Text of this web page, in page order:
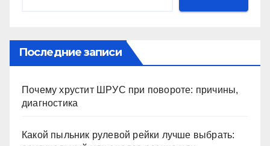
Последние записи
Почему хрустит ШРУС при повороте: причины,
диагностика
Какой пыльник рулевой рейки лучше выбрать: